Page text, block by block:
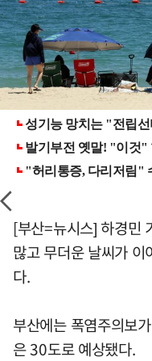
[부산=뉴시스] 하경민
많고 무더운 날씨가
다.
부산에는 폭염주의보
은 30도로 예상됐다.